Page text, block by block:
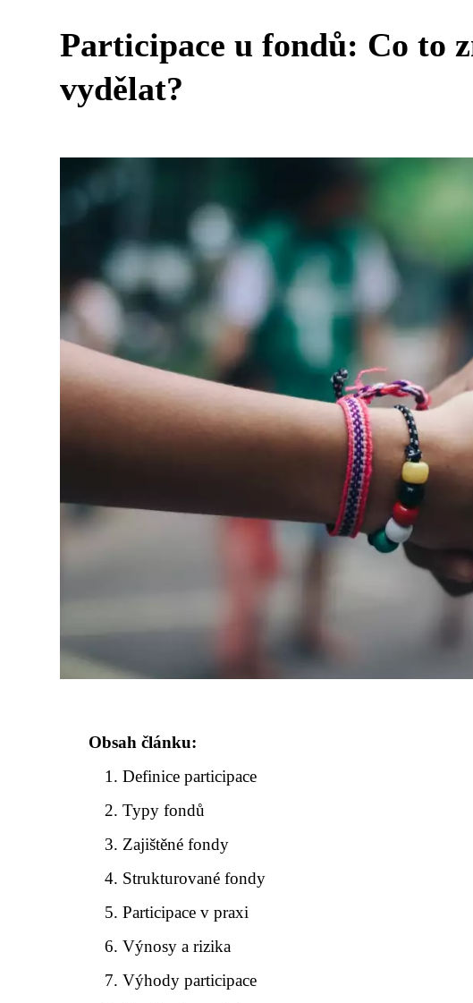
Participace u fondů: Co to
vydělat?
Obsah článku:
Definice participace
Typy fondů
Zajištěné fondy
Strukturované fondy
Participace v praxi
Výnosy a rizika
Výhody participace